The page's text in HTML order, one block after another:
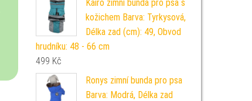
Kairo zimní bunda pro psa s
kožichem Barva: Tyrkysová,
Délka zad (cm): 49, Obvod
hrudníku: 48 - 66 cm
499 Kč
Ronys zimní bunda pro psa
Barva: Modrá, Délka zad